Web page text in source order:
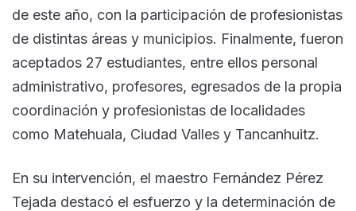
de este año, con la participación de profesionistas
de distintas áreas y municipios. Finalmente, fueron
aceptados 27 estudiantes, entre ellos personal
administrativo, profesores, egresados de la propia
coordinación y profesionistas de localidades
como Matehuala, Ciudad Valles y Tancanhuitz.
En su intervención, el maestro Fernández Pérez
Tejada destacó el esfuerzo y la determinación de